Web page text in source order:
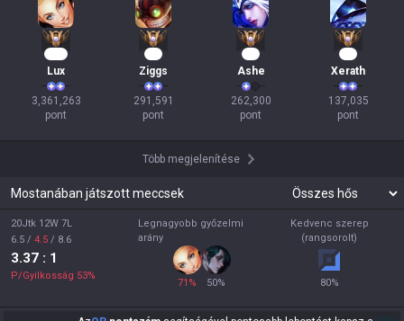
Lux
3,361,263
pont
Ziggs
291,591
pont
Ashe
262,300
pont
Xerath
137,035
pont
Több megjelenítése
Mostanában játszott meccsek
20Jtk 12W 7L
6.5 / 4.5 / 8.6
3.37 : 1
P/Gyilkosság 53%
Legnagyobb győzelmi
arány
71 % 50%
Kedvenc szerep
(rangsorolt)
80%